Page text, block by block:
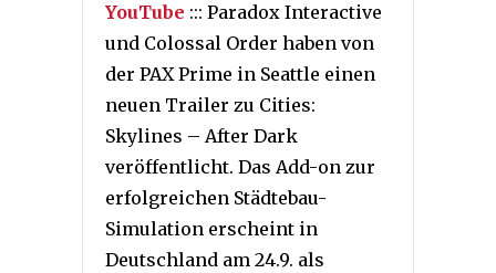
YouTube ::: Paradox Interactive
und Colossal Order haben von
der PAX Prime in Seattle einen
neuen Trailer zu Cities:
Skylines – After Dark
veröffentlicht. Das Add-on zur
erfolgreichen Städtebau-
Simulation erscheint in
Deutschland am 24.9. als